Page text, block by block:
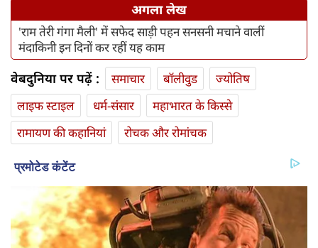
अगला लेख
'राम तेरी गंगा मैली' में सफेद साड़ी पहन सनसनी मचाने वालीं
मंदाकिनी इन दिनों कर रहीं यह काम
वेबदुनिया पर पढ़ें : समाचार बॉलीवुड
ज्योतिष
लाइफ स्‍टाइल
धर्म-संसार
महाभारत के किस्से
रामायण की कहानियां
रोचक और रोमांचक